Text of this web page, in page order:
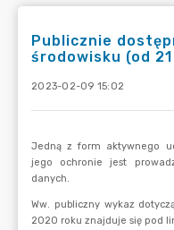
Publicznie
środowisku (od
2023-02-09 15:02